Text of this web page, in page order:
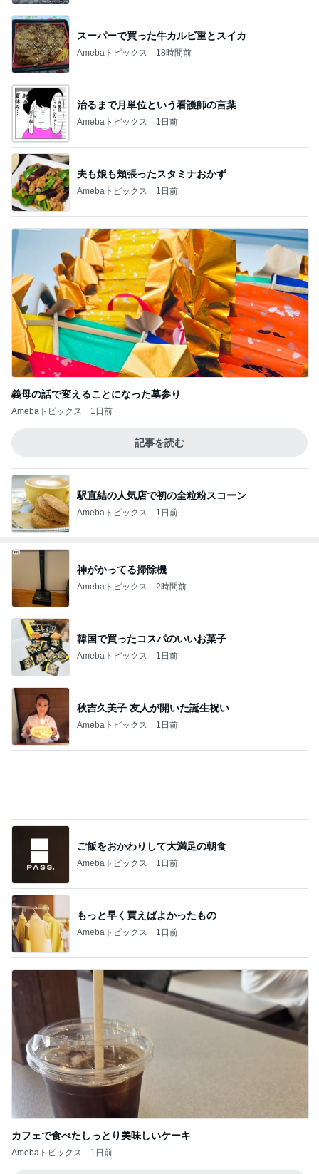
スーパーで買った牛カルビ重とスイカ
Amebaトピックス 18時間前
治るまで月単位という看護師の言葉
Amebaトピックス 1日前
夫も娘も頬張ったスタミナおかず
Amebaトピックス 1日前
義母の話で変えることになった墓参り
Amebaトピックス 1日前
記事を読む
駅直結の人気店で初の全粒粉スコーン
Amebaトピックス 1日前
神がかってる掃除機
Amebaトピックス 2時間前
韓国で買ったコスパのいいお菓子
Amebaトピックス 1日前
秋吉久美子 友人が開いた誕生祝い
Amebaトピックス 1日前
もっと早く買えばよかったもの
Amebaトピックス 1日前
カフェで食べたしっとり美味しいケーキ
Amebaトピックス 1日前
記事を読む